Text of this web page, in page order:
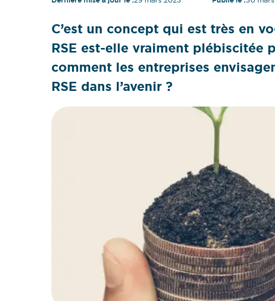
C’est un concept qui est très en
RSE est-elle vraiment plébiscitée
comment les entreprises
RSE dans l’avenir ?